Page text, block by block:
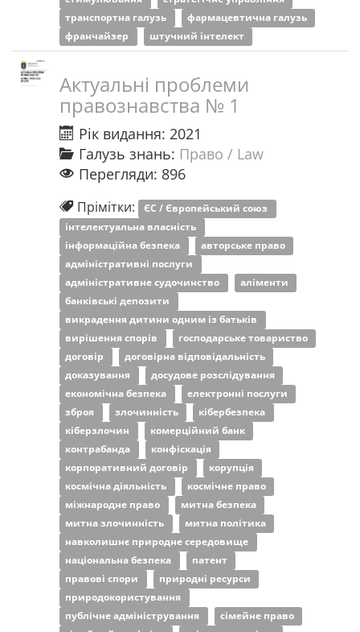
транспортна галузь
фармацевтична галузь
франчайзер
штучний інтелект
Актуальні проблеми
правознавства № 1
Рік видання: 2021
Галузь знань: Право / Law
Перегляди: 896
Прімітки: ЄС / Європейський союз
інтелектуальна власність
інформаційна безпека
авторське право
адміністративні послуги
адміністративне судочинство
аліменти
банківські депозити
викрадення дитини одним із батьків
вирішення спорів
господарське товариство
договір
договірна відповідальність
доказування
досудове розслідування
економічна безпека
електронні послуги
зброя
злочинність
кібербезпека
кіберзлочин
комерційний банк
контрабанда
конфіскація
корпоративний договір
корупція
космічна діяльність
космічне право
міжнародне право
митна безпека
митна злочинність
митна політика
навколишнє природне середовище
національна безпека
патент
правові спори
природні ресурси
природокористування
публічне адміністрування
сімейне право